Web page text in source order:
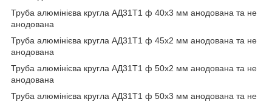
Труба алюмінієва кругла АД31Т1 ф 40х3 мм анодована та не
анодована
Труба алюмінієва кругла АД31Т1 ф 45х2 мм анодована та не
анодована
Труба алюмінієва кругла АД31Т1 ф 50х2 мм анодована та не
анодована
Труба алюмінієва кругла АД31Т1 ф 50х3 мм анодована та не